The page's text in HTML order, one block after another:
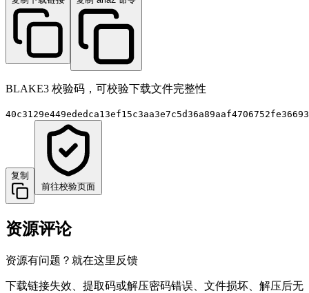
BLAKE3 校验码，可校验下载文件完整性
复制
前往校验页面
资源评论
资源有问题？就在这里反馈
下载链接失效、提取码或解压密码错误、文件损坏、解压后无